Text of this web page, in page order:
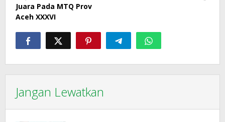
Juara Pada MTQ Prov
Aceh XXXVI
Jangan Lewatkan